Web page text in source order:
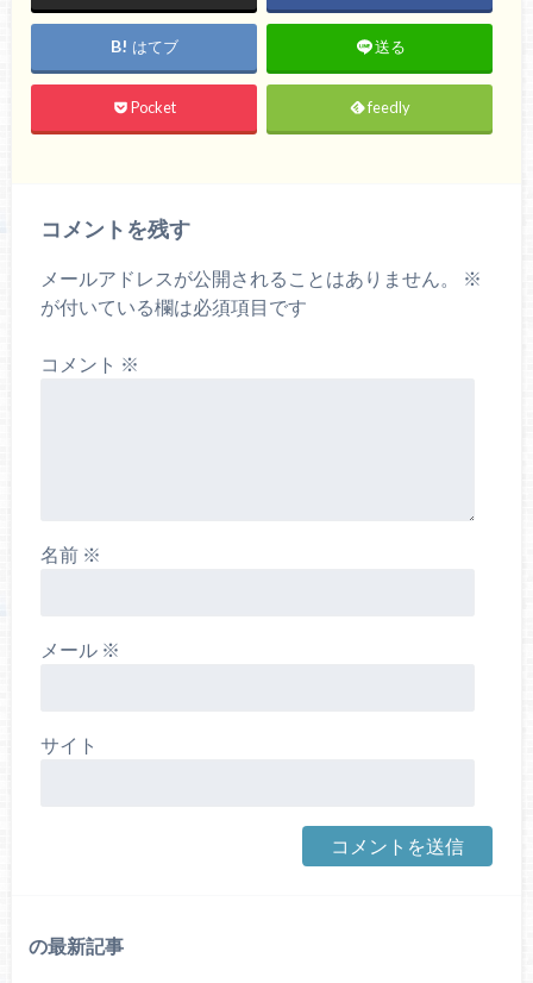
はてブ 送る
Pocket feedly
コメントを残す
メールアドレスが公開されることはありません。
※
が付いている欄は必須項目です
コメント ※
名前 ※
メール ※
サイト
の最新記事